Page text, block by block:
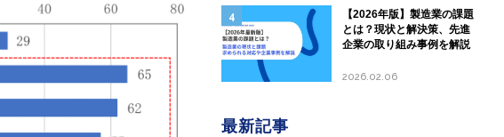
【2026年版】製造業の課題
とは？現状と解決策、先進
企業の取り組み事例を解説
2026.02.06
最新記事